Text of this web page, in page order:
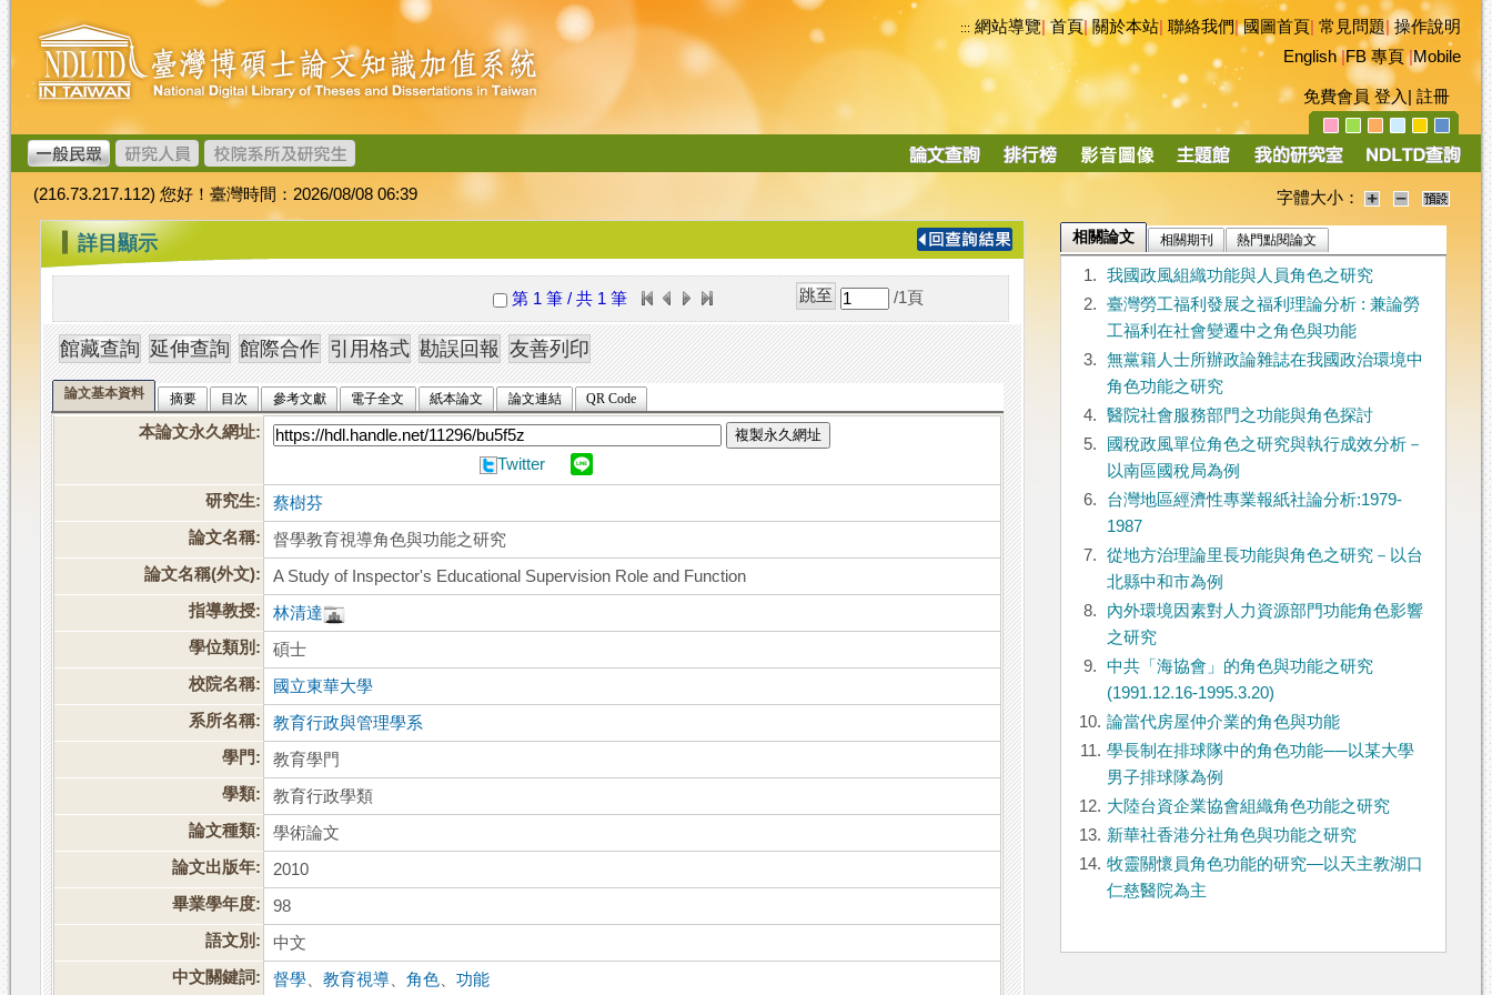
跳
到
主
要
內
容
臺
灣
博
碩
士
論
文
加
值
系
統
::: 網站導覽|首頁|關於本站 聯絡我們|國圖首頁 常見問題|操作說明
English|FB 專頁|Mobile
免費會員 登入 註冊
導
(216.73.217.112) 您好！臺灣時間：2026/08/08 06:39 字體大小：
::: 詳目顯示
第 1 筆 / 共 1 筆 /1 頁
論文基本資料 摘要 目次 參考文獻 電子全文 紙本論文 論文連結 QR Code
本論文永久網址: 複製永久網址
Twitter
研究生:
蔡樹芬
論文名稱:
督學教育視導角色與功能之研究
論文名稱(外文):
A Study of Inspector's Educational Supervision Role and Function
指導教授:
林清達
學位類別:
碩士
校院名稱:
國立東華大學
系所名稱:
教育行政與管理學系
學門:
教育學門
學類:
教育行政學類
論文種類:
學術論文
論文出版年:
2010
畢業學年度:
98
語文別:
中文
中文關鍵詞:
督學 、教育視導 、角色 、功能
相關論文 相關期刊 熱門點閱論文
1.
我國政風組織功能與人員角色之研究
2.
臺灣勞工福利發展之福利理論分析 : 兼論勞
工福利在社會變遷中之角色與功能
3.
無黨籍人士所辦政論雜誌在我國政治環境中
角色功能之研究
4.
醫院社會服務部門之功能與角色探討
5.
國稅政風單位角色之研究與執行成效分析－
以南區國稅局為例
6.
台灣地區經濟性專業報紙社論分析:1979-
1987
7.
從地方治理論里長功能與角色之研究－以台
北縣中和市為例
8.
內外環境因素對人力資源部門功能角色影響
之研究
9.
中共「海協會」的角色與功能之研究
(1991.12.16-1995.3.20)
10. 論當代房屋仲介業的角色與功能
11. 學長制在排球隊中的角色功能──以某大學
男子排球隊為例
12. 大陸台資企業協會組織角色功能之研究
13. 新華社香港分社角色與功能之研究
14. 牧靈關懷員角色功能的研究—以天主教湖口
仁慈醫院為主